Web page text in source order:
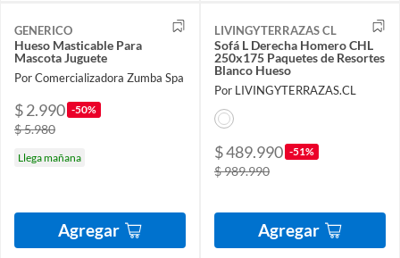
GENERICO
Hueso Masticable Para
Mascota Juguete
Por Comercializadora Zumba Spa
$ 2.990 -50%
$ 5.980
Llega mañana
Agregar
LIVINGYTERRAZAS CL
Sofá L Derecha Homero CHL
250x175 Paquetes de Resortes
Blanco Hueso
Por LIVINGYTERRAZAS.CL
$ 489.990 -51%
$ 989.990
Agregar